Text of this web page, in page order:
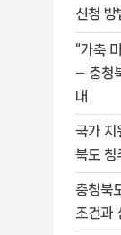
신청 방
“가축
– 충청
내
국가 지
북도 청
충청북
조건과